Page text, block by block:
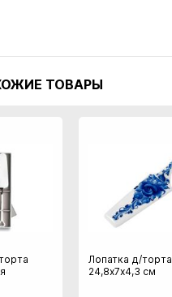
ТОВАРЫ
Лопатка д/торта
24,8х7х4,3 см